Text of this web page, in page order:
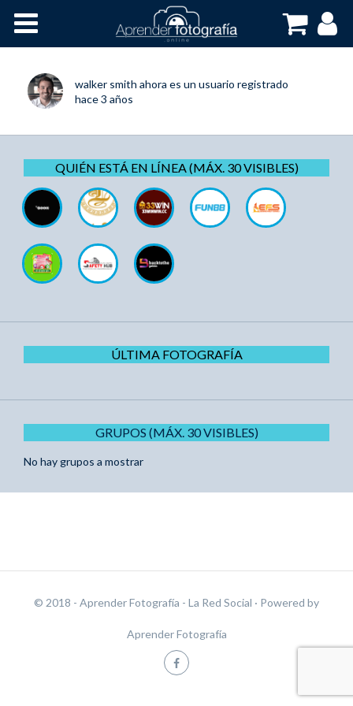
Cursos OnLine
walker smith ahora es un usuario registrado
hace 3 años
QUIÉN ESTÁ EN LÍNEA (MÁX. 30 VISIBLES)
ÚLTIMA FOTOGRAFÍA
GRUPOS (MÁX. 30 VISIBLES)
No hay grupos a mostrar
© 2018 - Aprender Fotografía - La Red Social · Powered by
Aprender Fotografía